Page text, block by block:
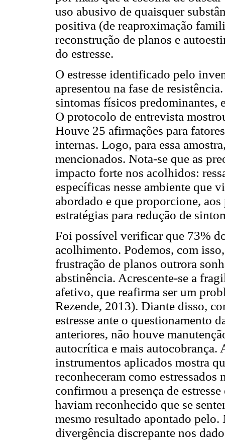
uso abusivo de quaisquer
positiva (de reaproximação
reconstrução de planos e
do estresse.
O estresse identificado pelo
apresentou na fase de
sintomas físicos
O protocolo de entrevista
Houve 25 afirmações para
internas. Logo, para essa
mencionados. Nota-se que as
impacto forte nos acolhidos:
específicas nesse ambiente que
abordado e que proporcione,
estratégias para redução de
Foi possível verificar que 73%
acolhimento. Podemos, com
frustração de planos outrora
abstinência. Acrescente-se a
afetivo, que reafirma ser um
Rezende, 2013). Diante disso,
estresse ante o questionamento
anteriores, não houve
autocrítica e mais autocobrança.
instrumentos aplicados mostra
reconheceram como
confirmou a presença de
haviam reconhecido que se
mesmo resultado apontado pelo.
divergência discrepante nos